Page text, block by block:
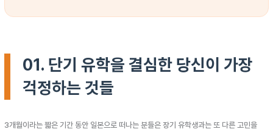
01. 단기 유학을 결심한 당신이 가장
걱정하는 것들
3개월이라는 짧은 기간 동안 일본으로 떠나는 분들은 장기 유학생과는 또 다른 고민을